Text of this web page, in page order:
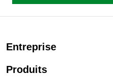
Entreprise
Produits